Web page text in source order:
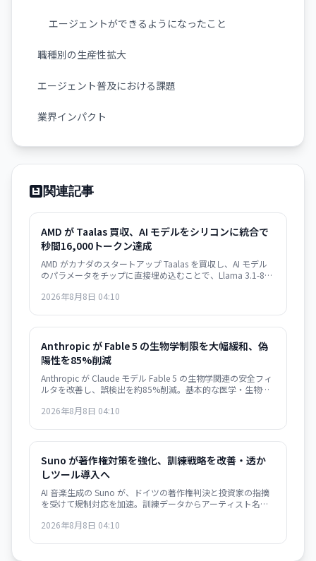
エージェントができるようになったこと
職種別の生産性拡大
エージェント普及における課題
業界インパクト
関連記事
AMD が Taalas 買収、AI モデルをシリコンに統合で
秒間16,000トークン達成
AMD がカナダのスタートアップ Taalas を買収し、AI モデル
のパラメータをチップに直接埋め込むことで、Llama 3.1-8B
からの脱却と高速推論チップの開発競争が激化しています。
2026年8月8日 04:10
Anthropic が Fable 5 の生物学制限を大幅緩和、偽
陽性を85%削減
Anthropic が Claude モデル Fable 5 の生物学関連の安全フィ
ルタを改善し、誤検出を約85%削減。基本的な医学・生物学
子設計は引き続き制限。研究者向けアクセスプログラムも計
2026年8月8日 04:10
Suno が著作権対策を強化、訓練戦略を改善・透か
しツール導入へ
AI 音楽生成の Suno が、ドイツの著作権判決と投資家の指摘
を受けて規制対応を加速。訓練データからアーティスト名を
構築。透かしと厳格なダウンロード制限で『合法化』への道
2026年8月8日 04:10